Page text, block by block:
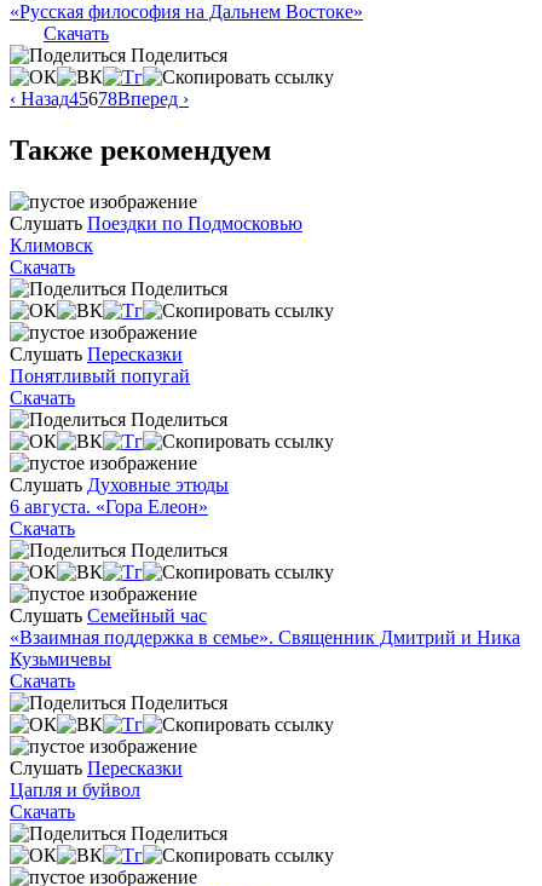
«Русская философия на Дальнем Востоке»
Скачать
Поделиться
‹ Назад45678Вперед ›
Также рекомендуем
Слушать Поездки по Подмосковью
Климовск
Скачать
Поделиться
Слушать Пересказки
Понятливый попугай
Скачать
Поделиться
Слушать Духовные этюды
6 августа. «Гора Елеон»
Скачать
Поделиться
Слушать Семейный час
«Взаимная поддержка в семье». Священник Дмитрий и Ника
Кузьмичевы
Скачать
Поделиться
Слушать Пересказки
Цапля и буйвол
Скачать
Поделиться